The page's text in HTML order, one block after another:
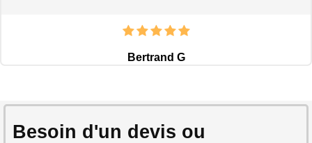
Bertrand G
Besoin d'un devis ou